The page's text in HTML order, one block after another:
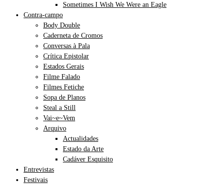
Sometimes I Wish We Were an Eagle
Contra-campo
Body Double
Caderneta de Cromos
Conversas à Pala
Crítica Epistolar
Estados Gerais
Filme Falado
Filmes Fetiche
Sopa de Planos
Steal a Still
Vai~e~Vem
Arquivo
Actualidades
Estado da Arte
Cadáver Esquisito
Entrevistas
Festivais